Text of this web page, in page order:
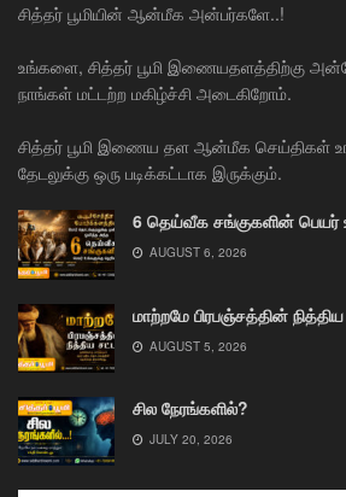
சித்தர் பூமியின் ஆன்மீக அன்பர்களே..!
உங்களை, சித்தர் பூமி இணையதளத்திற்கு
நாங்கள் மட்டற்ற மகிழ்ச்சி அடைகிறோம்.
சித்தர் பூமி இணைய தள ஆன்மீக செய்திகள்
தேடலுக்கு ஒரு படிக்கட்டாக இருக்கும்.
6 தெய்வீக சங்குகளின் பெயர்
AUGUST 6, 2026
மாற்றமே பிரபஞ்சத்தின்
AUGUST 5, 2026
சில நேரங்களில்?
JULY 20, 2026